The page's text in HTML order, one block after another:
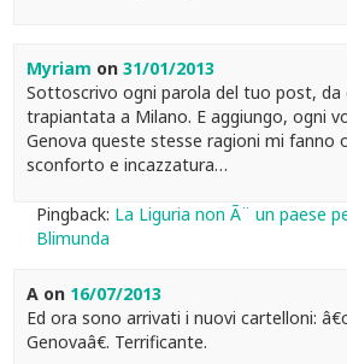
Myriam on 31/01/2013
Sottoscrivo ogni parola del tuo post, da
trapiantata a Milano. E aggiungo, ogni
Genova queste stesse ragioni mi fanno
sconforto e incazzatura…
Pingback: La Liguria non Ã¨ un paese
Blimunda
Aon 16/07/2013
Ed ora sono arrivati i nuovi cartelloni:
Genovaâ€. Terrificante.